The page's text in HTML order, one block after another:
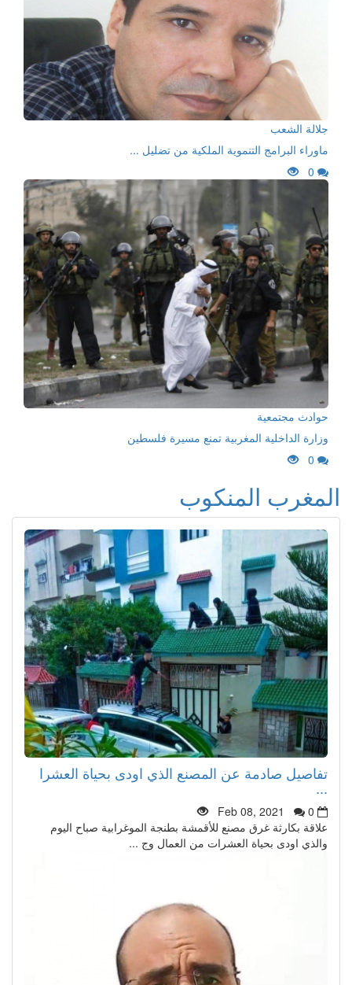
جلالة الشعب
ماوراء البرامج التنموية الملكية من تضليل ...
0
حوادث مجتمعية
وزارة الداخلية المغربية تمنع مسيرة فلسطين
0
المغرب المنكوب
تفاصيل صادمة عن المصنع الذي اودى بحياة العشرا
Feb 08, 2021
0
علاقة بكارثة غرق مصنع للأقمشة بطنجة الموغرابية صباح اليوم
والذي اودى بحياة العشرات من العمال وج ...